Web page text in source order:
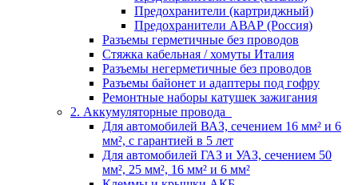
Предохранители (картриджный)
Предохранители АВАР (Россия)
Разъемы герметичные без проводов
Стяжка кабельная / хомуты Италия
Разъемы негерметичные без проводов
Разъемы байонет и адаптеры под гофру
Ремонтные наборы катушек зажигания
2. Аккумуляторные провода
Для автомобилей ВАЗ, сечением 16 мм² и 6
мм², с гарантией в 5 лет
Для автомобилей ГАЗ и УАЗ, сечением 50
мм², 25 мм², 16 мм² и 6 мм²